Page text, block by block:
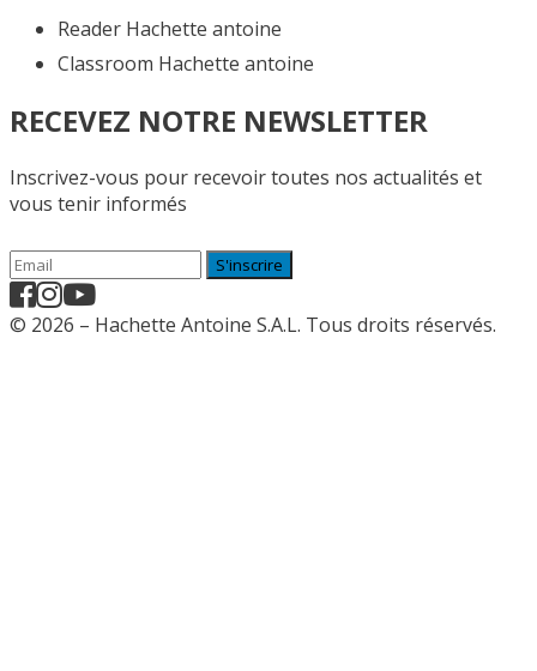
Reader Hachette antoine
Classroom Hachette antoine
RECEVEZ NOTRE NEWSLETTER
Inscrivez-vous pour recevoir toutes nos actualités et
vous tenir informés
S'inscrire
© 2026 – Hachette Antoine S.A.L. Tous droits réservés.